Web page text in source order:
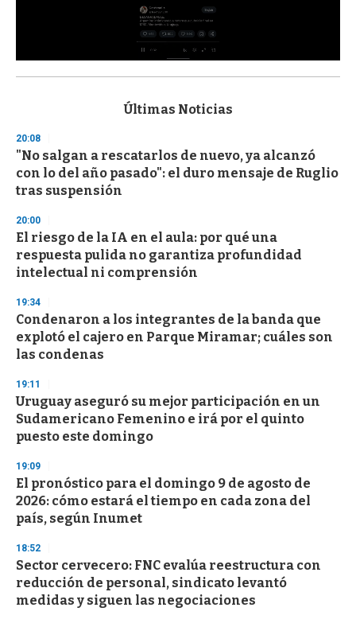
s
d
s
o
f
3
s
e
c
o
n
Últimas Noticias
20:08
"No salgan a rescatarlos de nuevo, ya alcanzó
con lo del año pasado": el duro mensaje de Ruglio
tras suspensión
20:00
El riesgo de la IA en el aula: por qué una
respuesta pulida no garantiza profundidad
intelectual ni comprensión
19:34
Condenaron a los integrantes de la banda que
explotó el cajero en Parque Miramar; cuáles son
las condenas
19:11
Uruguay aseguró su mejor participación en un
Sudamericano Femenino e irá por el quinto
puesto este domingo
19:09
El pronóstico para el domingo 9 de agosto de
2026: cómo estará el tiempo en cada zona del
país, según Inumet
18:52
Sector cervecero: FNC evalúa reestructura con
reducción de personal, sindicato levantó
medidas y siguen las negociaciones